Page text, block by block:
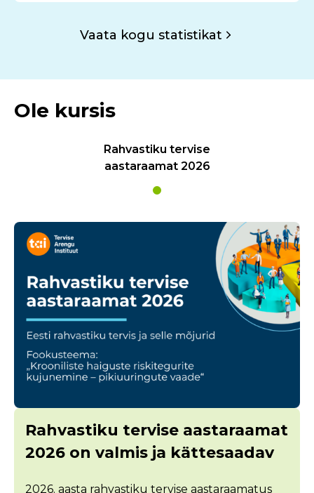
Vaata kogu statistikat
Ole kursis
Rahvastiku tervise aastaraamat
2026 on valmis ja kättesaadav
2026. aasta rahvastiku tervise aastaraamatus